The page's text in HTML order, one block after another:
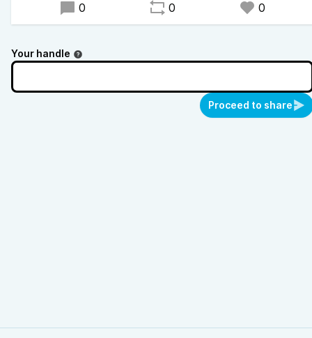
0 0 0
Your handle
Proceed to share